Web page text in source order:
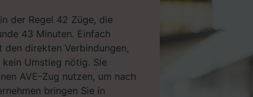
der Regel 42 Züge, die
43 Minuten. Einfach
direkten Verbindungen,
Umstieg nötig. Sie
AVE-Zug nutzen, um nach
bringen Sie in